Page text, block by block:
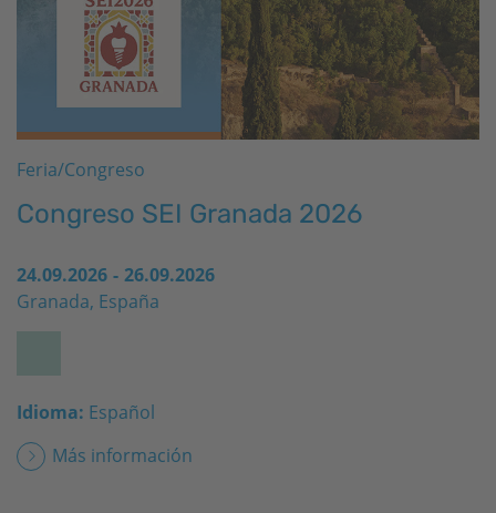
Feria/Congreso
Congreso SEI Granada 2026
24.09.2026 - 26.09.2026
Granada, España
Idioma: Español
Más información